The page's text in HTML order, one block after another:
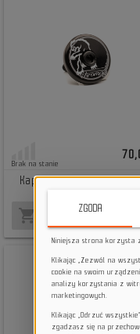
Brak na stanie
Kapsel sterów Chromag
shopping_cart BRAK NA STANIE
ZGODA
Niniejsza strona korzysta
Klikając „Zezwól na
cookie na swoim
analizy korzystania z
marketingowych.
Klikając „Odrzuć
zgadzasz się na